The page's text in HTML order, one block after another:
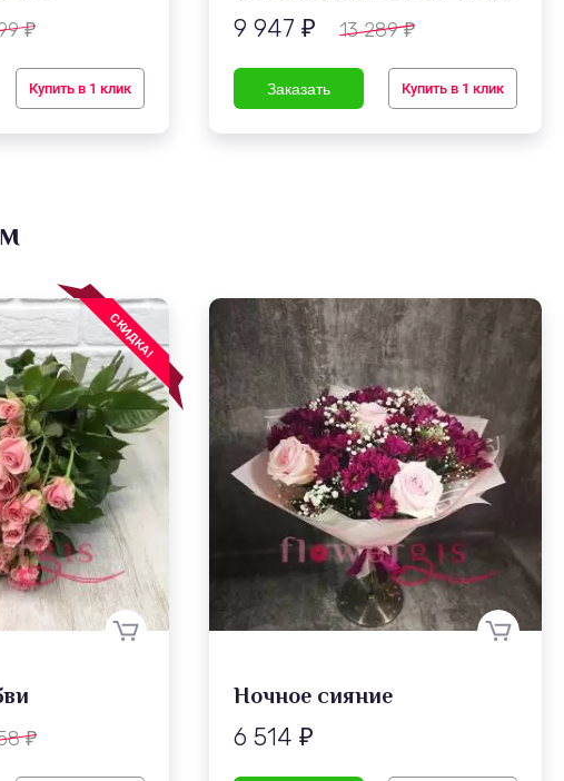
₽
Купить в 1 клик
9 947 ₽ 13 289₽
Купить в 1 клик
СКИДКА!
₽
Ночное сияние
6 514 ₽